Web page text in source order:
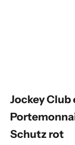
Jockey Club
Schutz rot